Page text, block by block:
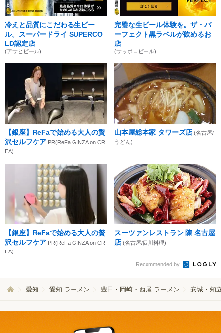
冷えと品質にこだわる生ビー
ル。スーパードライ SUPERCO
LD認定店
(アサヒビール)
完璧な生ビール体験を。ザ・パ
ーフェクト黒ラベルが飲めるお
店
(サッポロビール)
【銀座】ReFaで始める大人の贅
沢セルフケア PR(ReFa GINZA on CR
EA)
山本屋総本家 タワーズ店 (名古屋/
うどん)
【銀座】ReFaで始める大人の贅
沢セルフケア PR(ReFa GINZA on CR
EA)
スーツァンレストラン 陳 名古屋
店 (名古屋/四川料理)
Recommended by
愛知 愛知 ラーメン 豊田・岡崎・西尾 ラーメン 安城・知